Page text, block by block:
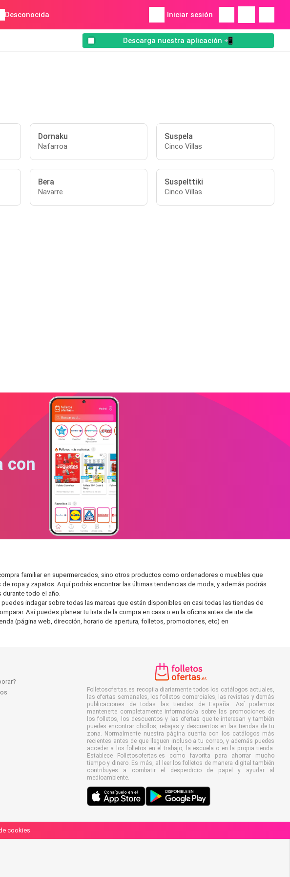
Desconocida Iniciar sesión
Descarga nuestra aplicación 📲
Dornaku
Nafarroa
Suspela
Cinco Villas
Bera
Navarre
Suspelttiki
Cinco Villas
con
familiar en supermercados, sino otros productos como ordenadores o muebles que
ropa y zapatos. Aquí podrás encontrar las últimas tendencias de moda, y además podrás
todo el año.
indagar sobre todas las marcas que están disponibles en casi todas las tiendas de
Así puedes planear tu lista de la compra en casa o en la oficina antes de irte de
(página web, dirección, horario de apertura, folletos, promociones, etc) en
Folletosofertas.es recopila diariamente todos los catálogos actuales,
las ofertas semanales, los folletos comerciales, las revistas y demás
publicaciones de todas las tiendas de España. Así podemos
mantenerte completamente informado/a sobre las promociones de
los folletos, los descuentos y las ofertas que te interesan y también
puedes encontrar chollos, rebajas y descuentos en las tiendas de tu
zona. Normalmente nuestra página cuenta con los catálogos más
recientes antes de que lleguen incluso a tu correo, y además puedes
acceder a los folletos en el trabajo, la escuela o en la propia tienda.
Establece Folletosofertas.es como favorita para ahorrar mucho
tiempo y dinero. Es más, al leer los folletos de manera digital también
contribuyes a combatir el desperdicio de papel y ayudar al
medioambiente.
cookies